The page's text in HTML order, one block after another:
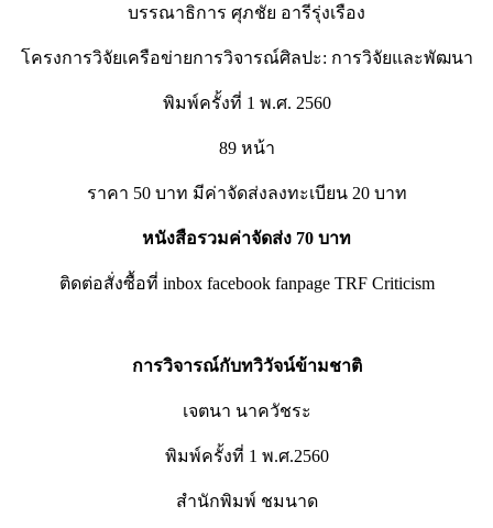
บรรณาธิการ ศุภชัย อารีรุ่งเรือง
โครงการวิจัยเครือข่ายการวิจารณ์ศิลปะ: การวิจัยและพัฒนา
พิมพ์ครั้งที่ 1 พ.ศ. 2560
89 หน้า
ราคา 50 บาท มีค่าจัดส่งลงทะเบียน 20 บาท
หนังสือรวมค่าจัดส่ง 70 บาท
ติดต่อสั่งซื้อที่ inbox facebook fanpage TRF Criticism
การวิจารณ์กับทวิวัจน์ข้ามชาติ
เจตนา นาควัชระ
พิมพ์ครั้งที่ 1 พ.ศ.2560
สำนักพิมพ์ ชมนาด